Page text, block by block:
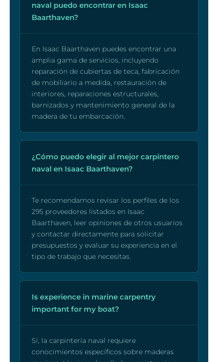
naval puedo encontrar en Isaac
Baarthaven?
En Isaac Baarthaven puedes encontrar una
amplia gama de servicios, incluyendo
reparación de cubiertas de teca, fabricación
de mobiliario a medida, restauración de
interiores, reparaciones estructurales,
barnizados y mantenimiento general de la
madera de tu embarcación.
¿Cómo puedo elegir al mejor carpintero
naval en Isaac Baarthaven?
Te recomendamos revisar los perfiles de los
295 proveedores listados en Isaac
Baarthaven, leer opiniones de otros usuarios
y contactar directamente para solicitar
presupuestos y evaluar su experiencia en el
tipo de trabajo que necesitas.
Is experience in marine carpentry
important for my boat?
Sí, la carpintería naval requiere
conocimientos específicos sobre maderas